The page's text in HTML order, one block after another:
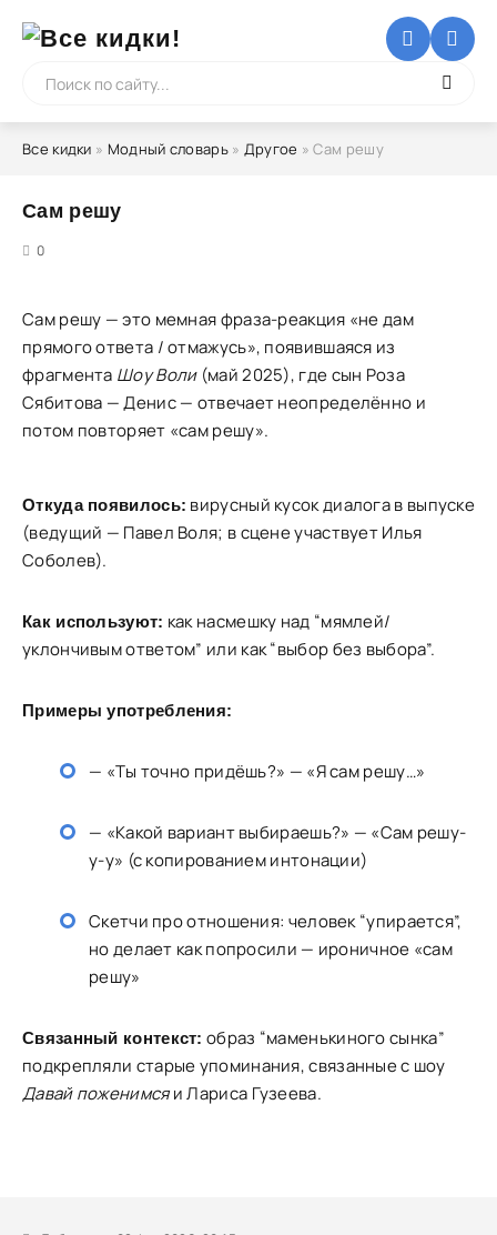
Все кидки » Модный словарь» Другое » Сам решу
Сам решу
0
Сам решу — это мемная фраза-реакция «не дам
прямого ответа / отмажусь», появившаяся из
фрагмента Шоу Воли(май 2025), где сын Роза
Сябитова — Денис — отвечает неопределённо и
потом повторяет «сам решу».
Откуда появилось: вирусный кусок диалога в выпуске
(ведущий — Павел Воля; в сцене участвует Илья
Соболев).
Как используют: как насмешку над “мямлей/
уклончивым ответом” или как “выбор без выбора”.
Примеры употребления:
— «Ты точно придёшь?» — «Я сам решу…»
— «Какой вариант выбираешь?» — «Сам решу-
у-у» (с копированием интонации)
Скетчи про отношения: человек “упирается”,
но делает как попросили — ироничное «сам
решу»
Связанный контекст: образ “маменькиного сынка”
подкрепляли старые упоминания, связанные с шоу
Давай поженимсяи Лариса Гузеева.